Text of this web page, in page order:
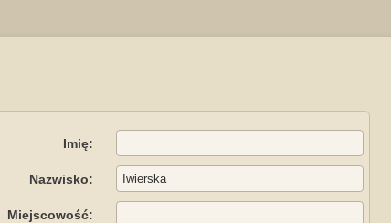
Imię:
Nazwisko:
Miejscowość: